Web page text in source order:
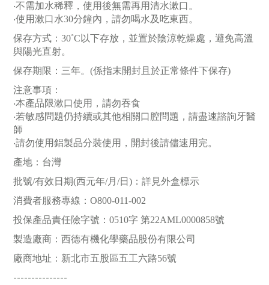
‧不需加水稀釋，使用後無需再用清水漱口。
‧使用漱口水30分鐘內，請勿喝水及吃東西。
保存方式：30˚C以下存放，並置於陰涼乾燥處，避免高溫
與陽光直射。
保存期限：三年。(係指末開封且於正常條件下保存)
注意事項：
‧本產品限漱口使用，請勿吞食
‧若敏感問題仍持續或其他相關口腔問題，請盡速諮詢牙醫
師
‧請勿使用鋁製品分裝使用，開封後請儘速用完。
產地：台灣
批號/有效日期(西元年/月/日)：詳見外盒標示
消費者服務專線：O800-011-002
投保產品責任險字號：0510字 第22AML0000858號
製造廠商：西德有機化學藥品股份有限公司
廠商地址：新北市五股區五工六路56號
---------------